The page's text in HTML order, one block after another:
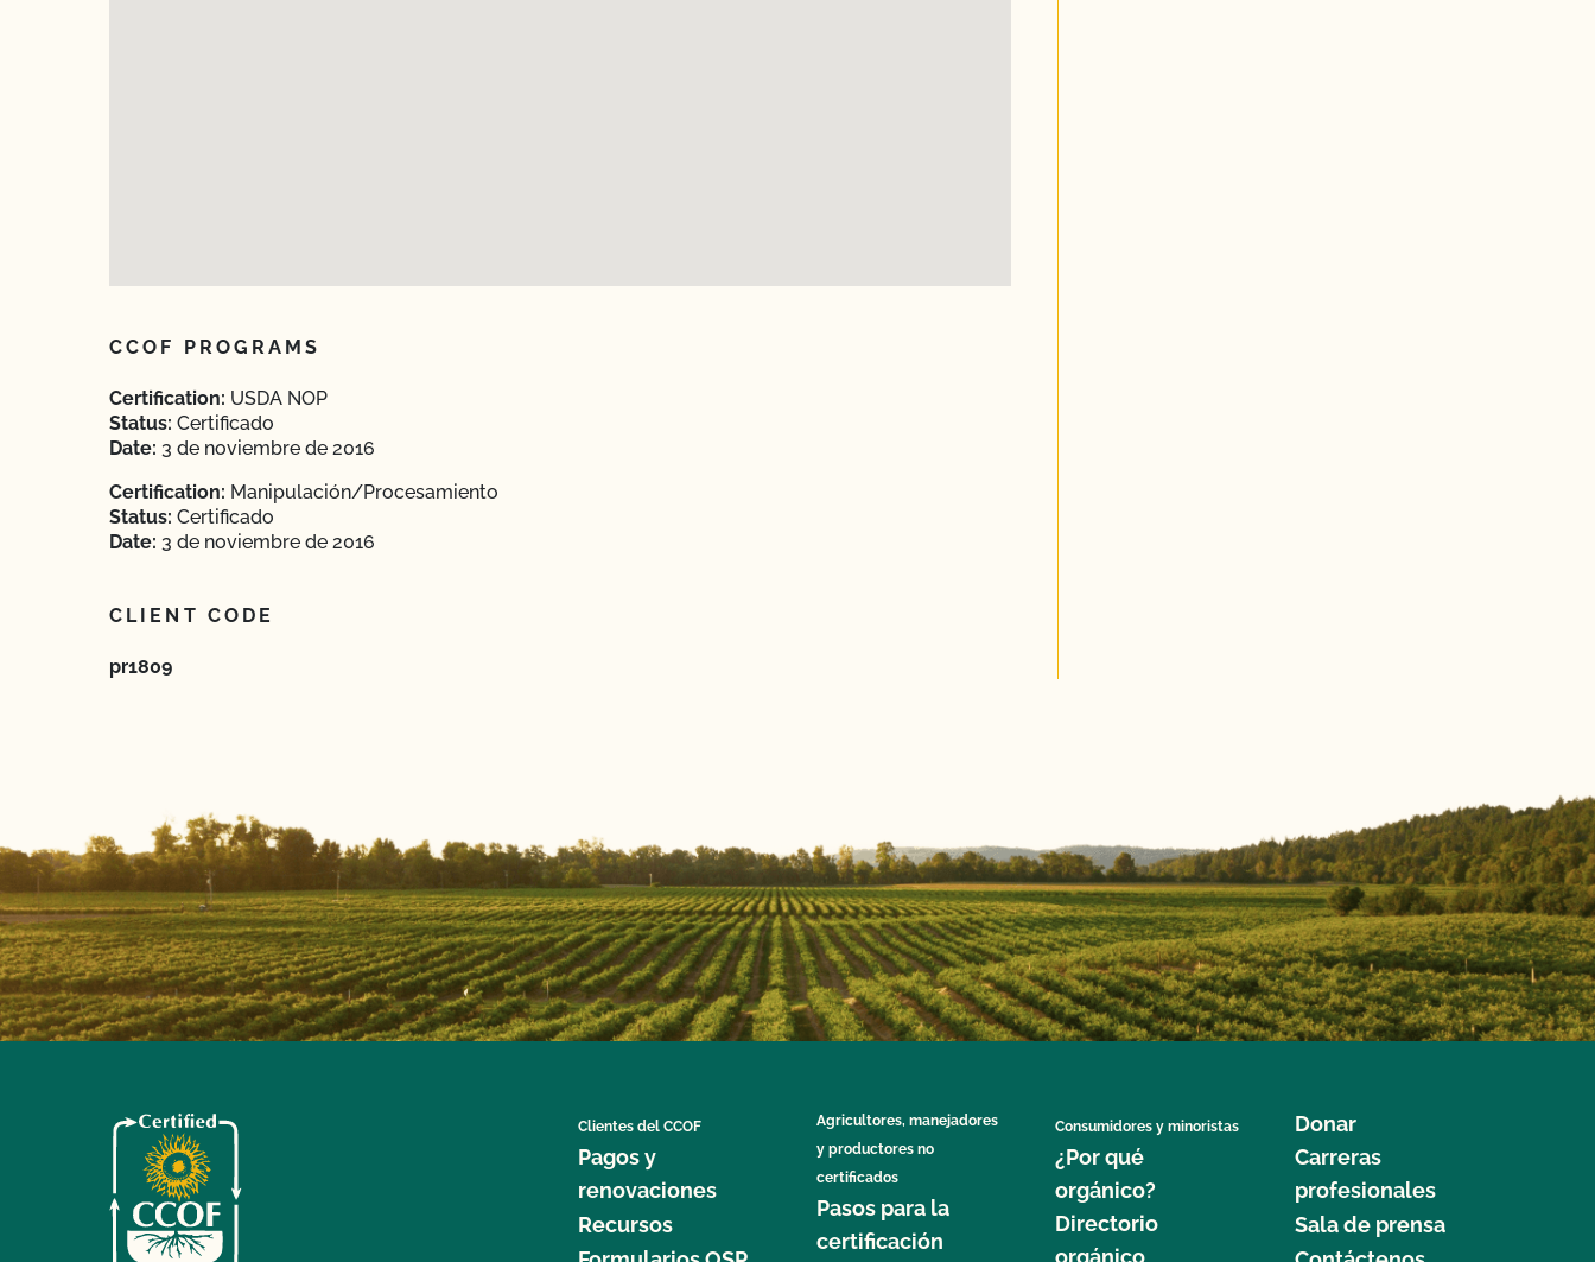
CCOF PROGRAMS
Certification: USDA NOP
Status: Certificado
Date: 3 de noviembre de 2016
Certification: Manipulación/Procesamiento
Status: Certificado
Date: 3 de noviembre de 2016
CLIENT CODE
pr1809
Clientes del CCOF
Pagos y
renovaciones
Recursos
Agricultores, manejadores
y productores no
certificados
Pasos para la
certificación
Consumidores y minoristas
¿Por qué
orgánico?
Directorio
orgánico
Donar
Carreras
profesionales
Sala de prensa